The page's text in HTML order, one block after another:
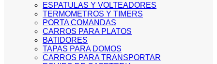
ESPATULAS Y VOLTEADORES
TERMOMETROS Y TIMERS
PORTA COMANDAS
CARROS PARA PLATOS
BATIDORES
TAPAS PARA DOMOS
CARROS PARA TRANSPORTAR